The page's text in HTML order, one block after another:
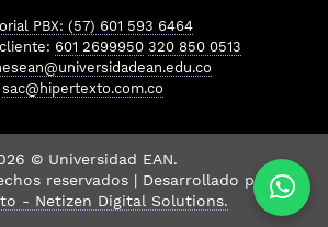
PBX: (57) 601 593 6464
601 2699950 320 850 0513
sac@hipertexto.com.co
© Universidad EAN.
reservados | Desarrollado por
- Netizen Digital Solutions.